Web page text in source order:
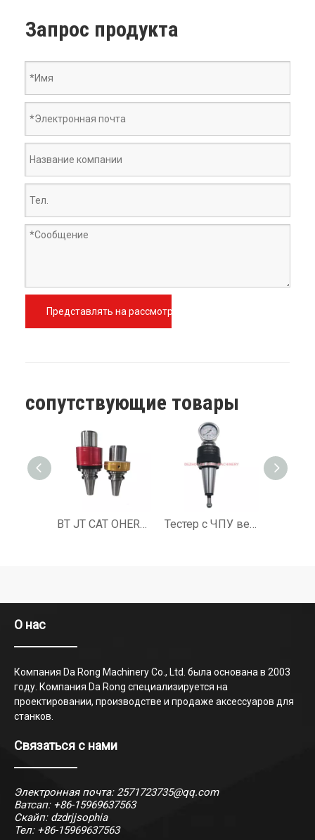
Запрос продукта
Представлять на рассмотрение
сопутствующие товары
BT JT CAT OHER16 OHER20 OHER25 OHER32 Ручной держатель инструмента для смазочных отверстий Тестер с ЧПУ веретено
О нас
Компания Da Rong Machinery Co., Ltd. была основана в 2003
году. Компания Da Rong специализируется на
проектировании, производстве и продаже аксессуаров для
станков.
Связаться с нами
Электронная почта: 2571723735@qq.com
Ватсап: +86-15969637563
Скайп: dzdrjjsophia
Тел: +86-15969637563